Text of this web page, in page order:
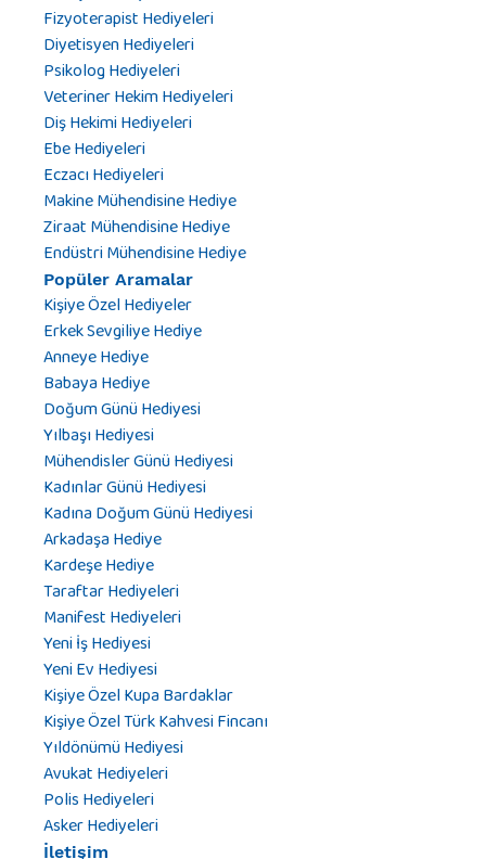
Fizyoterapist Hediyeleri
Diyetisyen Hediyeleri
Psikolog Hediyeleri
Veteriner Hekim Hediyeleri
Diş Hekimi Hediyeleri
Ebe Hediyeleri
Eczacı Hediyeleri
Makine Mühendisine Hediye
Ziraat Mühendisine Hediye
Endüstri Mühendisine Hediye
Popüler Aramalar
Kişiye Özel Hediyeler
Erkek Sevgiliye Hediye
Anneye Hediye
Babaya Hediye
Doğum Günü Hediyesi
Yılbaşı Hediyesi
Mühendisler Günü Hediyesi
Kadınlar Günü Hediyesi
Kadına Doğum Günü Hediyesi
Arkadaşa Hediye
Kardeşe Hediye
Taraftar Hediyeleri
Manifest Hediyeleri
Yeni İş Hediyesi
Yeni Ev Hediyesi
Kişiye Özel Kupa Bardaklar
Kişiye Özel Türk Kahvesi Fincanı
Yıldönümü Hediyesi
Avukat Hediyeleri
Polis Hediyeleri
Asker Hediyeleri
İletişim